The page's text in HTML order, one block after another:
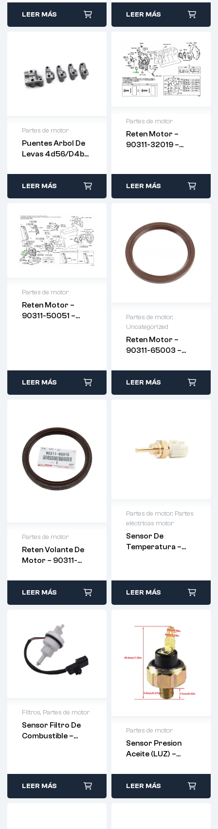
LEER MÁS LEER MÁS
Partes de motor
Puentes Arbol De
Levas 4d56/d4bh
LEER MÁS
Partes de motor
Reten Motor –
90311-32019 –
LEER MÁS
Partes de motor
Reten Motor –
90311-50051 –
LEER MÁS
Partes de motor,
Uncategorized
Reten Motor –
90311-65003 –
LEER MÁS
Partes de motor
Reten Volante De
Motor – 90311-
LEER MÁS
Partes de motor, Partes
eléctricas motor
Sensor De
Temperatura –
LEER MÁS
Filtros, Partes de motor
Sensor Filtro De
Combustible –
LEER MÁS
Partes de motor
Sensor Presion
Aceite (LUZ) –
LEER MÁS